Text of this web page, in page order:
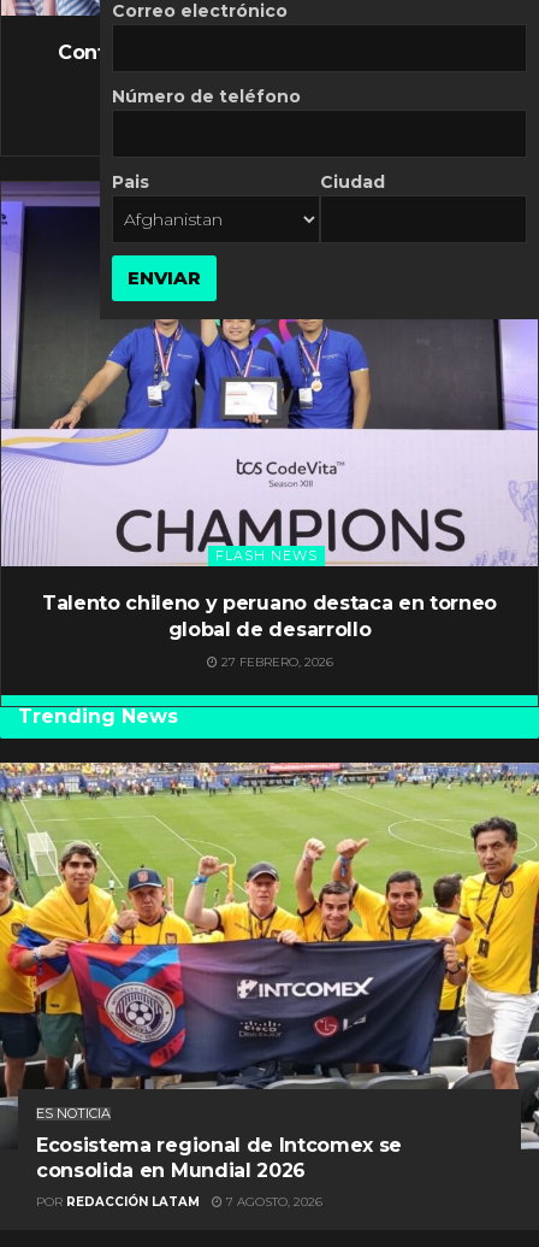
FLASH NEWS
Controversia de Mercado Libre por costos
10 MARZO, 2026
FLASH NEWS
Talento chileno y peruano destaca en torneo
global de desarrollo
27 FEBRERO, 2026
Trending News
ES NOTICIA
Ecosistema regional de Intcomex se
consolida en Mundial 2026
POR REDACCIÓN LATAM 7 AGOSTO, 2026
Correo electrónico
Número de teléfono
Pais Ciudad
ENVIAR